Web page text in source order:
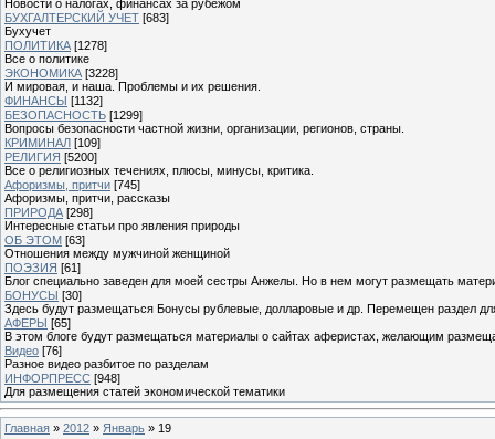
Новости о налогах, финансах за рубежом
БУХГАЛТЕРСКИЙ УЧЕТ [683]
Бухучет
ПОЛИТИКА [1278]
Все о политике
ЭКОНОМИКА [3228]
И мировая, и наша. Проблемы и их решения.
ФИНАНСЫ [1132]
БЕЗОПАСНОСТЬ [1299]
Вопросы безопасности частной жизни, организации, регионов, страны.
КРИМИНАЛ [109]
РЕЛИГИЯ [5200]
Все о религиозных течениях, плюсы, минусы, критика.
Афоризмы, притчи [745]
Афоризмы, притчи, рассказы
ПРИРОДА [298]
Интересные статьи про явления природы
ОБ ЭТОМ [63]
Отношения между мужчиной женщиной
ПОЭЗИЯ [61]
Блог специально заведен для моей сестры Анжелы. Но в нем могут размещать
БОНУСЫ [30]
Здесь будут размещаться Бонусы рублевые, долларовые и др. Перемещен раздел
АФЕРЫ [65]
В этом блоге будут размещаться материалы о сайтах аферистах, желающим
Видео [76]
Разное видео разбитое по разделам
ИНФОРПРЕСС [948]
Для размещения статей экономической тематики
Главная » 2012 » Январь » 19